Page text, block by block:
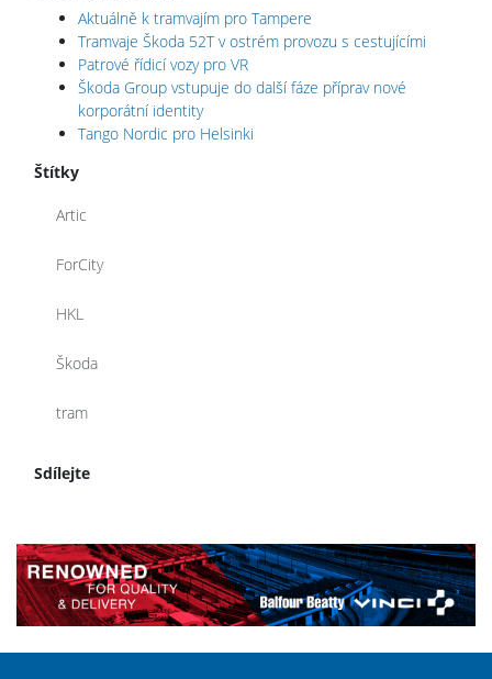
Aktuálně k tramvajím pro Tampere
Tramvaje Škoda 52T v ostrém provozu s cestujícími
Patrové řídicí vozy pro VR
Škoda Group vstupuje do další fáze příprav nové
korporátní identity
Tango Nordic pro Helsinki
Štítky
Artic
ForCity
HKL
Škoda
tram
Sdílejte